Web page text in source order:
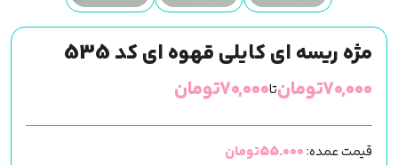
مژه ریسه ای کایلی قهوه ای کد 535
۷۰,۰۰۰تومانتا۷۰,۰۰۰تومان
قیمت عمده:55.000تومان